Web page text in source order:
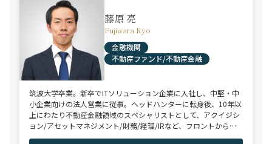
藤原 亮
Fujiwara Ryo
金融機関
不動産ファンド/不動産金融
筑波大学卒業。新卒でITソリューション企業に入社し、中堅・中
小企業向けの法人営業に従事。ヘッドハンターに転身後、10年以
上にわたり不動産金融領域のスペシャリストとして、アクイジシ
ョン/アセットマネジメント/財務/経理/IRなど、フロントからミ
ドル・バックまで、幅広いポジションで100名以上のご支援実績